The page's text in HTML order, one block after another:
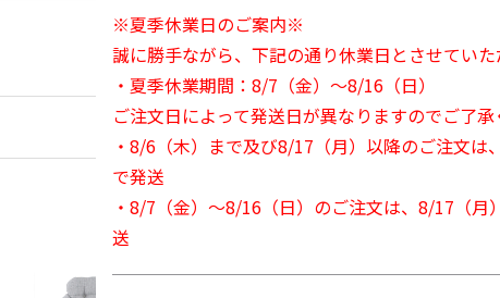
※夏季休業日のご案内※
誠に勝手ながら、下記の通り休業日とさせていた
・夏季休業期間：8/7（金）～8/16（日）
ご注文日によって発送日が異なりますのでご了承
・8/6（木）まで及び8/17（月）以降のご注文は
で発送
・8/7（金）～8/16（日）のご注文は、8/17（月
送